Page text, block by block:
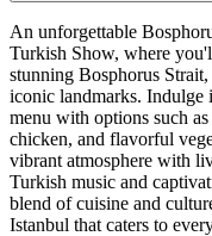
An unforgettable
Turkish Show, where
stunning Bosphorus
iconic landmarks. Indulge
menu with options such
chicken, and flavorful
vibrant atmosphere with
Turkish music and
blend of cuisine and
Istanbul that caters to